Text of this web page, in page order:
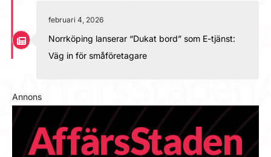
februari 4, 2026
Norrköping lanserar “Dukat bord” som E-tjänst:
Väg in för småföretagare
Annons